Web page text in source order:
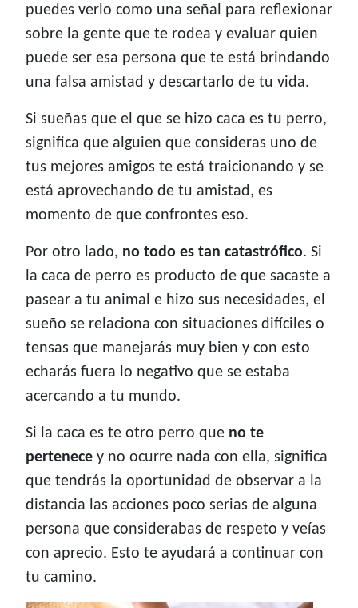
puedes verlo como una señal para reflexionar
sobre la gente que te rodea y evaluar quien
puede ser esa persona que te está brindando
una falsa amistad y descartarlo de tu vida.
Si sueñas que el que se hizo caca es tu perro,
significa que alguien que consideras uno de
tus mejores amigos te está traicionando y se
está aprovechando de tu amistad, es
momento de que confrontes eso.
Por otro lado, no todo es tan catastrófico. Si
la caca de perro es producto de que sacaste a
pasear a tu animal e hizo sus necesidades, el
sueño se relaciona con situaciones difíciles o
tensas que manejarás muy bien y con esto
echarás fuera lo negativo que se estaba
acercando a tu mundo.
Si la caca es te otro perro que no te
pertenece y no ocurre nada con ella, significa
que tendrás la oportunidad de observar a la
distancia las acciones poco serias de alguna
persona que considerabas de respeto y veías
con aprecio. Esto te ayudará a continuar con
tu camino.